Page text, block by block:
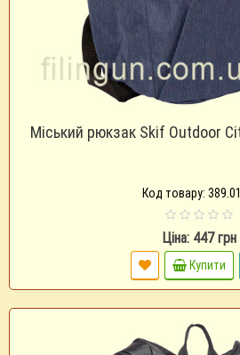
Міський рюкзак Skif Outdoor
Код товару:
Ціна: 447 грн
Купити